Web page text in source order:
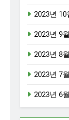
2023년 10
2023년 9월
2023년 8월
2023년 7월
2023년 6월